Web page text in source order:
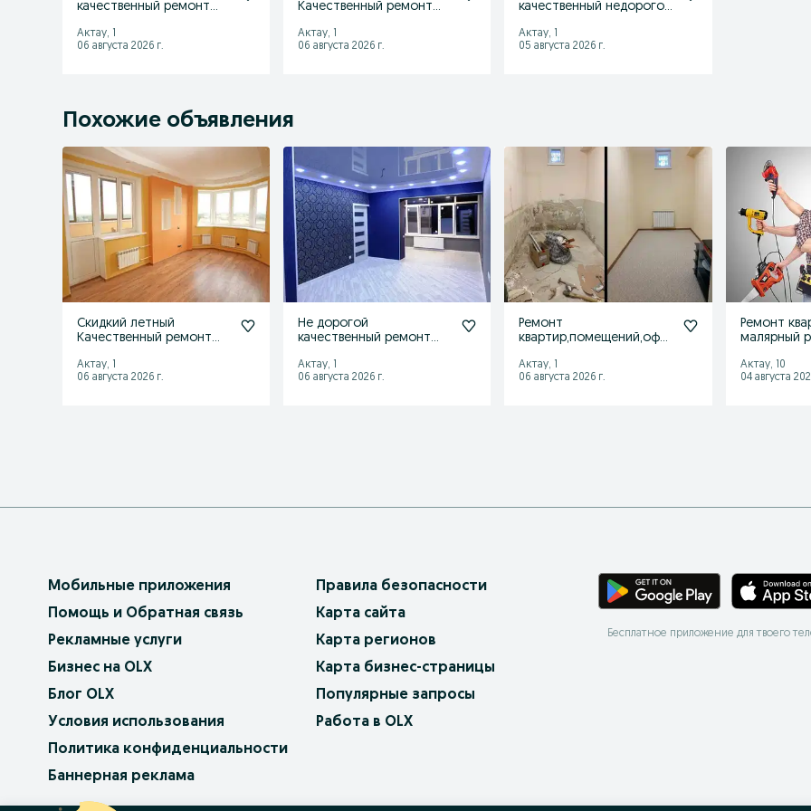
качественный ремонт
Актау, 1
06 августа 2026 г.
Качественный ремонт
Актау, 1
06 августа 2026 г.
качественный недорогой
МАТЕРИАЛОМ
Актау, 1
05 августа 2026 г.
Похожие объявления
Скидкий летный
Качественный ремонт
Актау, 1
06 августа 2026 г.
Не дорогой
качественный ремонт
Актау, 1
06 августа 2026 г.
Ремонт
квартир,помещений,офи
Актау, 1
06 августа 2026 г.
Ремонт
малярный
Актау, 10
04 августа
Мобильные приложения
Помощь и Обратная связь
Рекламные услуги
Бизнес на OLX
Блог OLX
Условия использования
Политика конфиденциальности
Баннерная реклама
Правила безопасности
Карта сайта
Карта регионов
Карта бизнес-страницы
Популярные запросы
Работа в OLX
Бесплатное приложение для твоего